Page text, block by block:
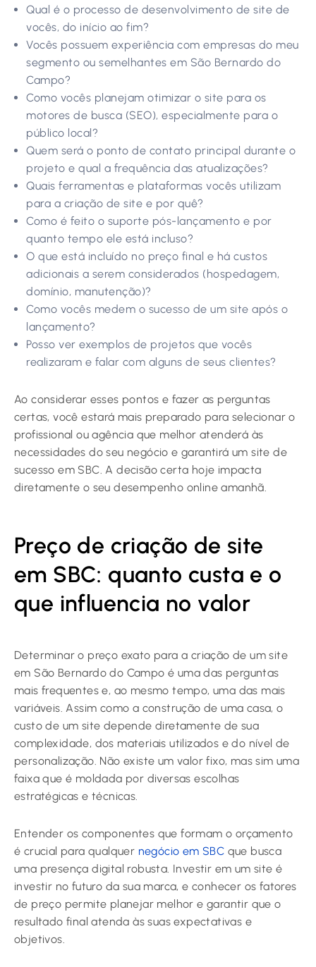
Qual é o processo de desenvolvimento de site de
vocês, do início ao fim?
Vocês possuem experiência com empresas do meu
segmento ou semelhantes em São Bernardo do
Campo?
Como vocês planejam otimizar o site para os
motores de busca (SEO), especialmente para o
público local?
Quem será o ponto de contato principal durante o
projeto e qual a frequência das atualizações?
Quais ferramentas e plataformas vocês utilizam
para a criação de site e por quê?
Como é feito o suporte pós-lançamento e por
quanto tempo ele está incluso?
O que está incluído no preço final e há custos
adicionais a serem considerados (hospedagem,
domínio, manutenção)?
Como vocês medem o sucesso de um site após o
lançamento?
Posso ver exemplos de projetos que vocês
realizaram e falar com alguns de seus clientes?
Ao considerar esses pontos e fazer as perguntas
certas, você estará mais preparado para selecionar o
profissional ou agência que melhor atenderá às
necessidades do seu negócio e garantirá um site de
sucesso em SBC. A decisão certa hoje impacta
diretamente o seu desempenho online amanhã.
Preço de criação de site
em SBC: quanto custa e o
que influencia no valor
Determinar o preço exato para a criação de um site
em São Bernardo do Campo é uma das perguntas
mais frequentes e, ao mesmo tempo, uma das mais
variáveis. Assim como a construção de uma casa, o
custo de um site depende diretamente de sua
complexidade, dos materiais utilizados e do nível de
personalização. Não existe um valor fixo, mas sim uma
faixa que é moldada por diversas escolhas
estratégicas e técnicas.
Entender os componentes que formam o orçamento
é crucial para qualquer negócio em SBC que busca
uma presença digital robusta. Investir em um site é
investir no futuro da sua marca, e conhecer os fatores
de preço permite planejar melhor e garantir que o
resultado final atenda às suas expectativas e
objetivos.